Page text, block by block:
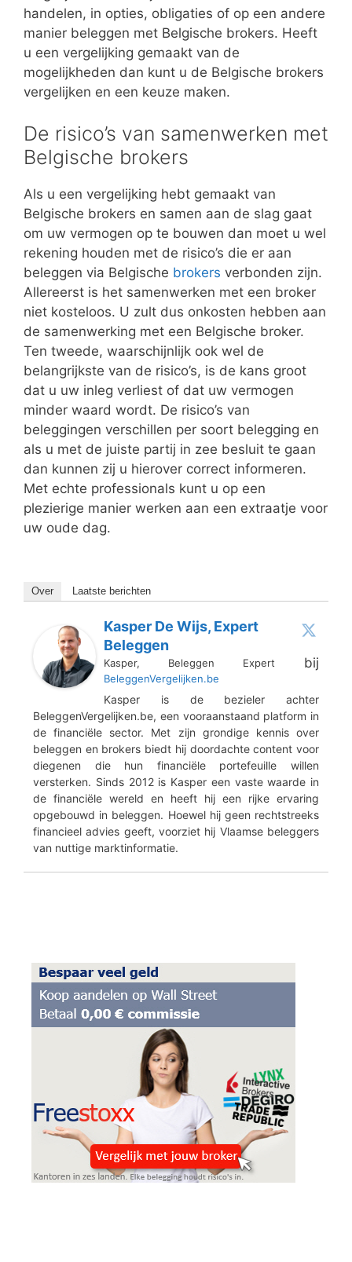
handelen, in opties, obligaties of op een andere
manier beleggen met Belgische brokers. Heeft
u een vergelijking gemaakt van de
mogelijkheden dan kunt u de Belgische brokers
vergelijken en een keuze maken.
De risico’s van samenwerken met
Belgische brokers
Als u een vergelijking hebt gemaakt van
Belgische brokers en samen aan de slag gaat
om uw vermogen op te bouwen dan moet u wel
rekening houden met de risico’s die er aan
beleggen via Belgische brokers verbonden zijn.
Allereerst is het samenwerken met een broker
niet kosteloos. U zult dus onkosten hebben aan
de samenwerking met een Belgische broker.
Ten tweede, waarschijnlijk ook wel de
belangrijkste van de risico’s, is de kans groot
dat u uw inleg verliest of dat uw vermogen
minder waard wordt. De risico’s van
beleggingen verschillen per soort belegging en
als u met de juiste partij in zee besluit te gaan
dan kunnen zij u hierover correct informeren.
Met echte professionals kunt u op een
plezierige manier werken aan een extraatje voor
uw oude dag.
Over Laatste berichten
Kasper De Wijs, Expert
Beleggen
Kasper, Beleggen Expert bij
BeleggenVergelijken.be
Kasper is de bezieler achter
BeleggenVergelijken.be, een vooraanstaand platform in
de financiële sector. Met zijn grondige kennis over
beleggen en brokers biedt hij doordachte content voor
diegenen die hun financiële portefeuille willen
versterken. Sinds 2012 is Kasper een vaste waarde in
de financiële wereld en heeft hij een rijke ervaring
opgebouwd in beleggen. Hoewel hij geen rechtstreeks
financieel advies geeft, voorziet hij Vlaamse beleggers
van nuttige marktinformatie.